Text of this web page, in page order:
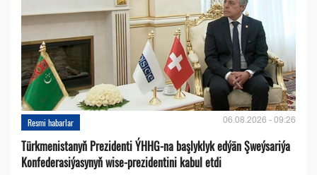
Resmi habarlar 06.08.2026 - 09:26
Türkmenistanyň Prezidenti ÝHHG-na başlyklyk edýän Şweýsariýa
Konfederasiýasynyň wise-prezidentini kabul etdi